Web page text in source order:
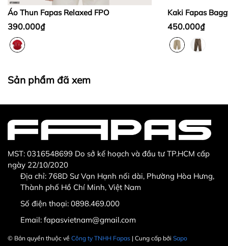
Sản phẩm không đúng với đơn hàng đã đặt
Sản phẩm bị hư hỏng khi nhìn bằng mắt thường
Hotline CSKH: 090 376 9205
Fanpage:FACEBOOK.COM/FAPAS.VN
Áo Thun Fapas Relaxed FPO
390.000₫
Kaki Fapas
450.000₫
Sản phẩm đã xem
MST: 0316548699 Do sở kế hoạch và đầu tư TP.HCM cấp
ngày 22/10/2020
Địa chỉ: 768D Sư Vạn Hạnh nối dài, Phường Hòa Hưng,
Thành phố Hồ Chí Minh, Việt Nam
Số điện thoại: 0898.469.000
Email: fapasvietnam@gmail.com
© Bản quyền thuộc về Công ty TNHH Fapas | Cung cấp bởi Sapo